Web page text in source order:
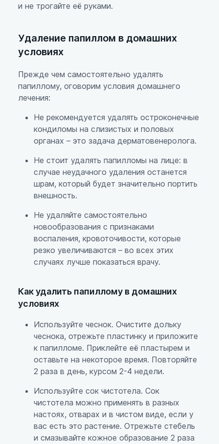
и не трогайте её руками.
Удаление папиллом в домашних
условиях
Прежде чем самостоятельно удалять
папиллому, оговорим условия домашнего
лечения:
Не рекомендуется удалять остроконечные
кондиломы на слизистых и половых
органах – это задача дерматовенеролога.
Не стоит удалять папилломы на лице: в
случае неудачного удаления останется
шрам, который будет значительно портить
внешность.
Не удаляйте самостоятельно
новообразования с признаками
воспаления, кровоточивости, которые
резко увеличиваются – во всех этих
случаях лучше показаться врачу.
Как удалить папиллому в домашних
условиях
Используйте чеснок. Очистите дольку
чеснока, отрежьте пластинку и приложите
к папилломе. Приклейте её пластырем и
оставьте на некоторое время. Повторяйте
2 раза в день, курсом 2-4 недели.
Используйте сок чистотела. Сок
чистотела можно применять в разных
настоях, отварах и в чистом виде, если у
вас есть это растение. Отрежьте стебель
и смазывайте кожное образование 2 раза